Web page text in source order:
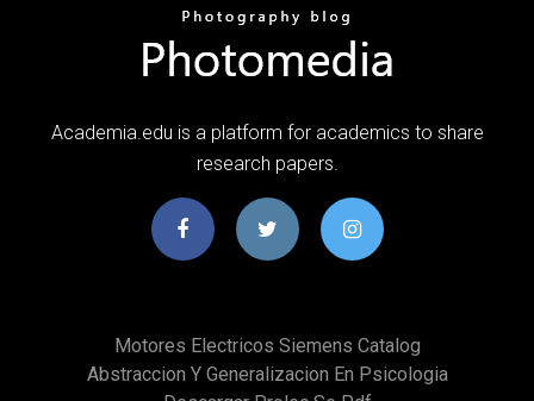
Academia.edu is a platform for academics to share
research papers.
Motores Electricos Siemens Catalog
Abstraccion Y Generalizacion En Psicologia